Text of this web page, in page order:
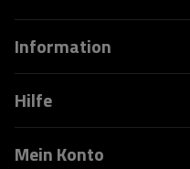
Information
Hilfe
Mein Konto